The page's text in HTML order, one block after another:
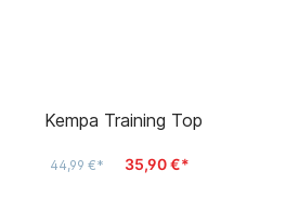
Kempa Training Top
44,99 €* 35,90 €*